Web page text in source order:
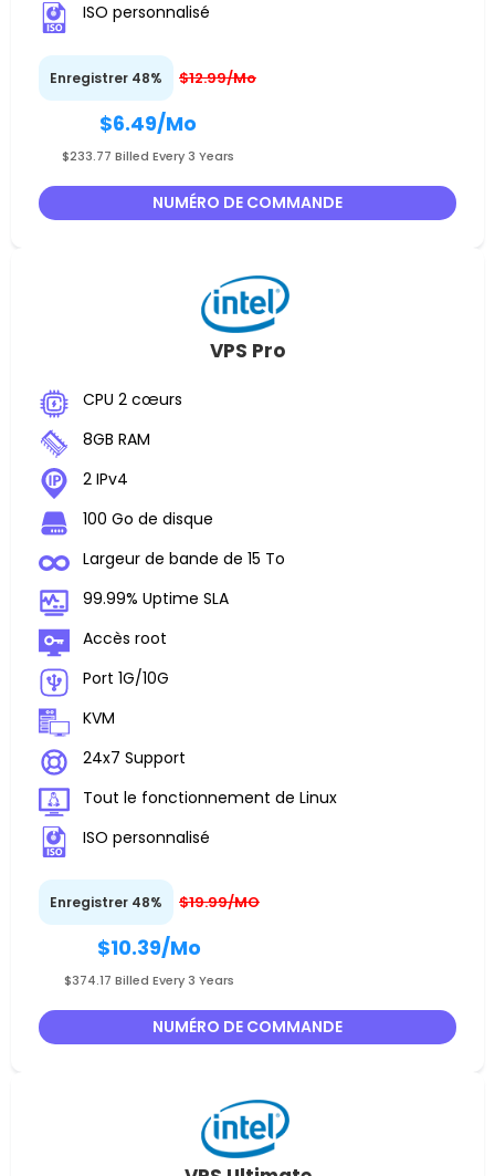
ISO personnalisé
Enregistrer 48% $12.99/Mo
$6.49/Mo
$233.77 Billed Every 3 Years
NUMÉRO DE COMMANDE
VPS Pro
CPU 2 cœurs
8GB RAM
2 IPv4
100 Go de disque
Largeur de bande de 15 To
99.99% Uptime SLA
Accès root
Port 1G/10G
KVM
24x7 Support
Tout le fonctionnement de Linux
ISO personnalisé
Enregistrer 48% $19.99/MO
$10.39/Mo
$374.17 Billed Every 3 Years
NUMÉRO DE COMMANDE